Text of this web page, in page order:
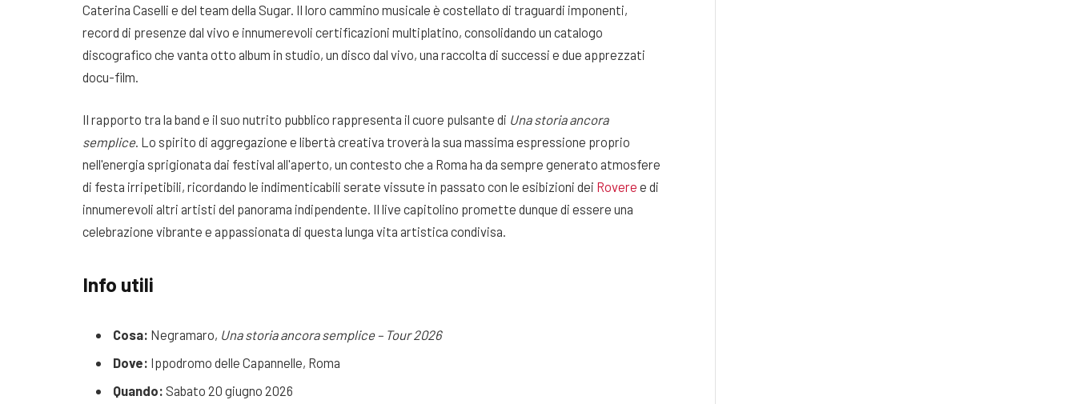
Caterina Caselli e del team della Sugar. Il loro cammino musicale è costellato di traguardi imponenti,
record di presenze dal vivo e innumerevoli certificazioni multiplatino, consolidando un catalogo
discografico che vanta otto album in studio, un disco dal vivo, una raccolta di successi e due apprezzati
docu-film.
Il rapporto tra la band e il suo nutrito pubblico rappresenta il cuore pulsante di Una storia ancora
semplice. Lo spirito di aggregazione e libertà creativa troverà la sua massima espressione proprio
nell'energia sprigionata dai festival all'aperto, un contesto che a Roma ha da sempre generato atmosfere
di festa irripetibili, ricordando le indimenticabili serate vissute in passato con le esibizioni dei Rovere e di
innumerevoli altri artisti del panorama indipendente. Il live capitolino promette dunque di essere una
celebrazione vibrante e appassionata di questa lunga vita artistica condivisa.
Info utili
Cosa: Negramaro, Una storia ancora semplice – Tour 2026
Dove: Ippodromo delle Capannelle, Roma
Quando: Sabato 20 giugno 2026